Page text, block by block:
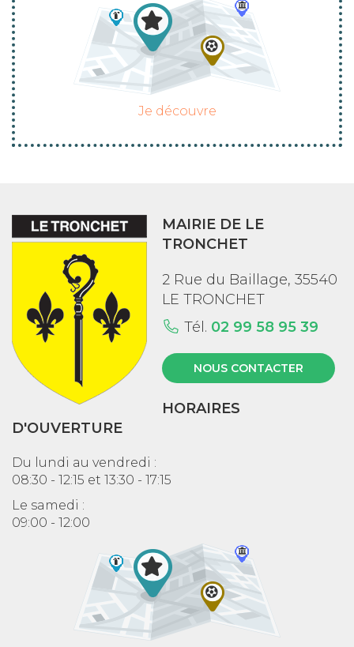
Je découvre
MAIRIE DE LE
TRONCHET
2 Rue du Baillage, 35540
LE TRONCHET
Tél. 02 99 58 95 39
NOUS CONTACTER
HORAIRES
D'OUVERTURE
Du lundi au vendredi :
08:30 - 12:15 et 13:30 - 17:15
Le samedi :
09:00 - 12:00